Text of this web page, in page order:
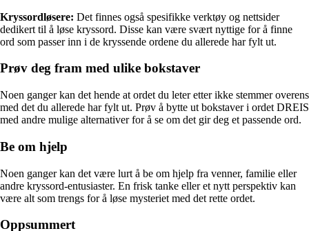
Kryssordløsere: Det finnes også spesifikke verktøy og nettsider
dedikert til å løse kryssord. Disse kan være svært nyttige for å finne
ord som passer inn i de kryssende ordene du allerede har fylt ut.
Prøv deg fram med ulike bokstaver
Noen ganger kan det hende at ordet du leter etter ikke stemmer overens
med det du allerede har fylt ut. Prøv å bytte ut bokstaver i ordet DREIS
med andre mulige alternativer for å se om det gir deg et passende ord.
Be om hjelp
Noen ganger kan det være lurt å be om hjelp fra venner, familie eller
andre kryssord-entusiaster. En frisk tanke eller et nytt perspektiv kan
være alt som trengs for å løse mysteriet med det rette ordet.
Oppsummert